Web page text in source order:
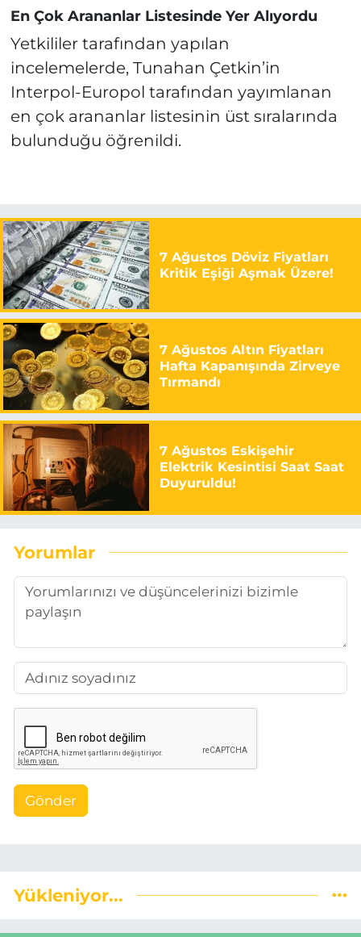
En Çok Arananlar Listesinde Yer Alıyordu
Yetkililer tarafından yapılan
incelemelerde, Tunahan Çetkin’in
Interpol-Europol tarafından yayımlanan
en çok arananlar listesinin üst sıralarında
bulunduğu öğrenildi.
7 Ağustos Döviz Fiyatları
Kritik Eşiği Aşmak Üzere!
7 Ağustos Altın Fiyatları
Hafta Kapanışında Zirveye
Tırmandı
7 Ağustos Eskişehir
Elektrik Kesintisi Saat Saat
Duyuruldu!
Yorumlar
Gönder
Yükleniyor...